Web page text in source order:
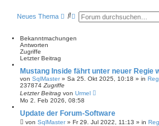
g
t
e
r
a
g
Neues Thema
S
h
E
e
t
e
u
c
e
Bekanntmachungen
Antworten
Zugriffe
Letzter Beitrag
Mustang Inside fährt unter neuer Regie
von SqlMaster» Sa 25. Okt 2025, 10:18 » in
237874 Zugriffe
Letzter Beitrag von Urmel
Mo 2. Feb 2026, 08:58
Update der Forum-Software
von SqlMaster» Fr 29. Jul 2022, 11:13 » in